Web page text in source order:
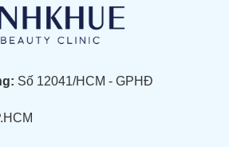
Số 12041/HCM - GPHĐ